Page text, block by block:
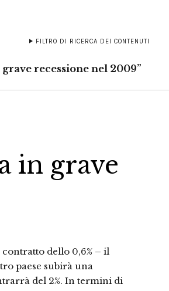
FILTRO DI RICERCA DEI CONTENUTI
recessione nel 2009”
in grave
dello 0,6% – il
paese subirà una
del 2%. In termini di